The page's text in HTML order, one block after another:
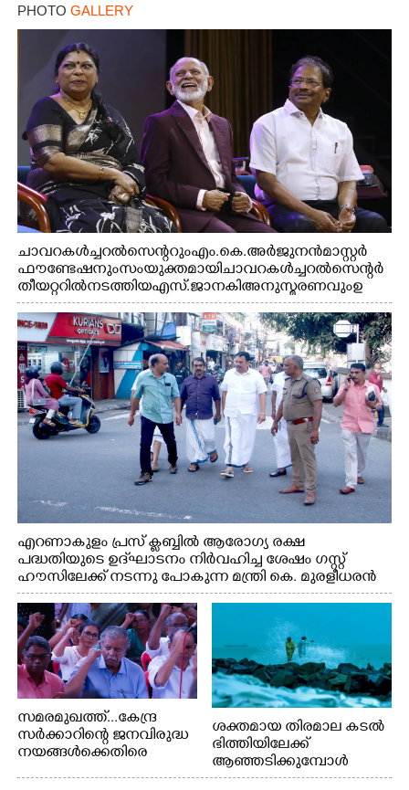
PHOTO GALLERY
ചാവറ കൾച്ചറൽ സെന്ററും എം.കെ. അർജുനൻ മാസ്റ്റർ
ഫൗണ്ടേഷനും സംയുക്തമായി ചാവറ കൾച്ചറൽ സെന്റർ
തീയറ്ററിൽ നടത്തിയ എസ്. ജാനകി അനുസ്മരണവും ഉ
ദ്ഘാടനം ചെയ്യാനെത്തിയ സംഗീത സംവിധായകൻ ജെറി
അമൽദേവ്, ഗായിക ജെൻസി, എം.കെ. അർജുനൻ
ഫൗണ്ടേഷൻ ചെയർമാൻ ഡോ. രാധാകൃഷ്ണൻ എന്നിവർ
എറണാകുളം പ്രസ് ക്ലബ്ബിൽ ആരോഗ്യ രക്ഷ
പദ്ധതിയുടെ ഉദ്‌ഘാടനം നിർവഹിച്ച ശേഷം ഗസ്റ്റ്
ഹൗസിലേക്ക് നടന്നു പോകുന്ന മന്ത്രി കെ. മുരളീധരൻ
സമരമുഖത്ത്...കേന്ദ്ര
സർക്കാറിന്റെ ജനവിരുദ്ധ
നയങ്ങൾക്കെതിരെ
ശക്തമായ തിരമാല കടൽ
ഭിത്തിയിലേക്ക്
ആഞ്ഞടിക്കുമ്പോൾ
അപകടകരമായ രീതിയിൽ